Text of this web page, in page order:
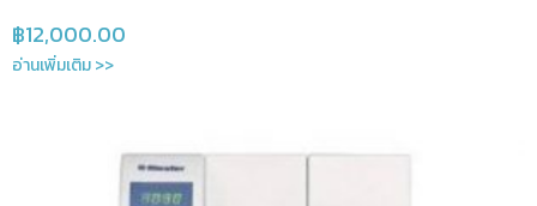
฿12,000.00
อ่านเพิ่มเติม >>